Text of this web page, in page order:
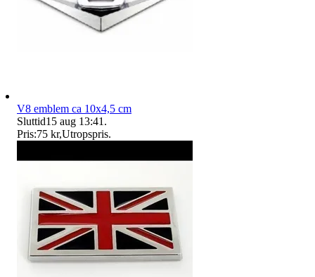
V8 emblem ca 10x4,5 cm
Sluttid15 aug 13:41 .
Pris:75 kr,Utropspris.